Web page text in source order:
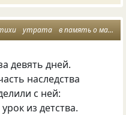
утрата в память о маме
девять дней.
наследства
с ней:
из детства.